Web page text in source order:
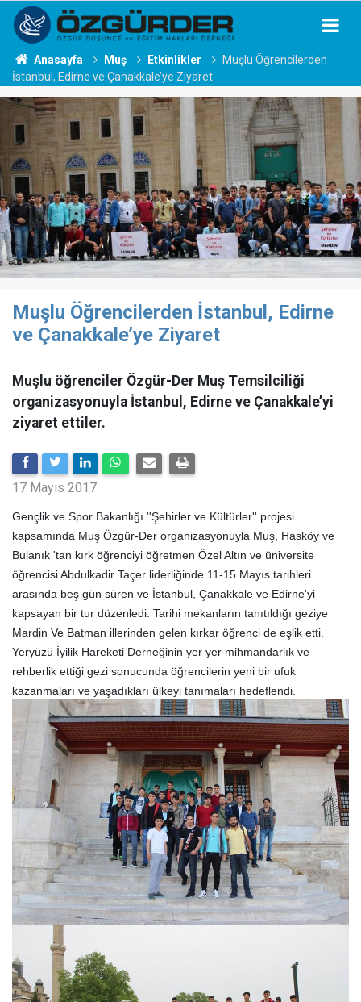
Anasayfa Muş Etkinlikler
Muşlu Öğrencilerden
İstanbul, Edirne ve Çanakkale’ye Ziyaret
Muşlu Öğrencilerden İstanbul, Edirne
ve Çanakkale’ye Ziyaret
Muşlu öğrenciler Özgür-Der Muş Temsilciliği
organizasyonuyla İstanbul, Edirne ve Çanakkale’yi
ziyaret ettiler.
17 Mayıs 2017
Gençlik ve Spor Bakanlığı ''Şehirler ve Kültürler'' projesi
kapsamında Muş Özgür-Der organizasyonuyla Muş, Hasköy ve
Bulanık 'tan kırk öğrenciyi öğretmen Özel Altın ve üniversite
öğrencisi Abdulkadir Taçer liderliğinde 11-15 Mayıs tarihleri
arasında beş gün süren ve İstanbul, Çanakkale ve Edirne'yi
kapsayan bir tur düzenledi. Tarihi mekanların tanıtıldığı geziye
Mardin Ve Batman illerinden gelen kırkar öğrenci de eşlik etti.
Yeryüzü İyilik Hareketi Derneğinin yer yer mihmandarlık ve
rehberlik ettiği gezi sonucunda öğrencilerin yeni bir ufuk
kazanmaları ve yaşadıkları ülkeyi tanımaları hedeflendi.